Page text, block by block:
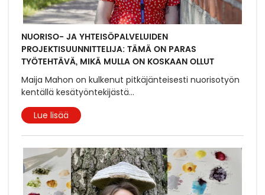
NUORISO- JA YHTEISÖPALVELUIDEN
PROJEKTISUUNNITTELIJA: TÄMÄ ON PARAS
TYÖTEHTÄVÄ, MIKÄ MULLA ON KOSKAAN OLLUT
Maija Mahon on kulkenut pitkäjänteisesti nuorisotyön
kentällä kesätyöntekijästä...
Lue lisää